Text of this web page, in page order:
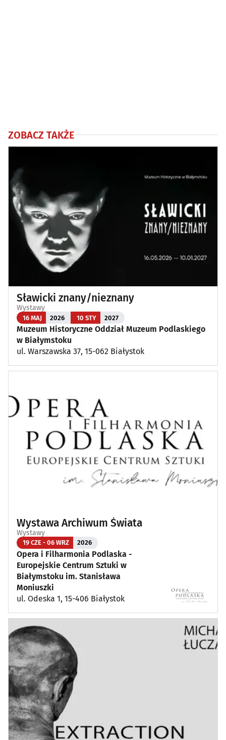
ZOBACZ TAKŻE
Sławicki znany/nieznany
Wystawy
16 MAJ 2026 10 STY 2027
Muzeum Historyczne Oddział Muzeum Podlaskiego
w Białymstoku
ul. Warszawska 37, 15-062 Białystok
Wystawa Archiwum Świata
Wystawy
19 CZE - 06 WRZ 2026
Opera i Filharmonia Podlaska -
Europejskie Centrum Sztuki w
Białymstoku im. Stanisława
Moniuszki
ul. Odeska 1, 15-406 Białystok